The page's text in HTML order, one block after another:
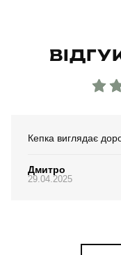
Кепка виглядає
Дмитро
29.04.2025